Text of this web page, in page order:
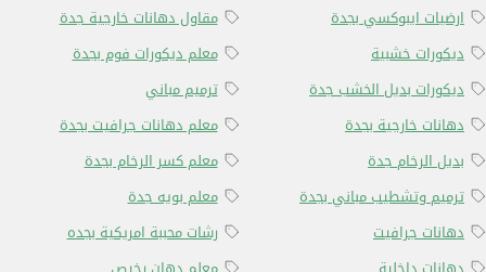
ارضيات ايبوكسي بجدة
مقاول دهانات خارجية جدة
ديكورات خشبية
معلم ديكورات فوم بجدة
ديكورات بديل الخشب جدة
ترميم مباني
دهانات خارجية بجدة
معلم دهانات جرافيت بجدة
بديل الرخام جدة
معلم كسر الرخام بجدة
ترميم وتشطيب مباني بجدة
معلم بويه جدة
دهانات جرافيت
رشات محببة امريكية بجده